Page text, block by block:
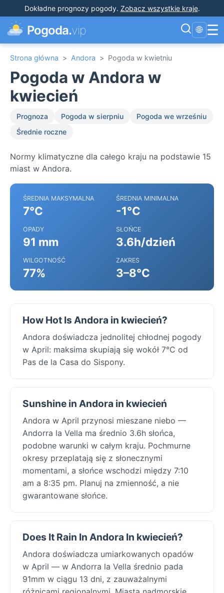
Dokładne prognozy pogody. Zobacz wszystkie kraje.
Pogoda.vip 🌐 ☰
Strona główna > Andora > Pogoda w kwietniu
Pogoda w Andora w
kwiecień
Prognoza Pogoda w sierpniu
Pogoda we wrześniu
Średnie roczne
Normy klimatyczne dla całego kraju na podstawie 15
miast w Andora.
ŚREDNIA MAKSYMALNA
7°C
ŚREDNIA MINIMALNA
-1°C
OPADY
91 mm
SŁOŃCE
3.6h/dzień
WILGOTNOŚĆ
77%
ZAKRES
3–8°C
How Hot Is Andora in kwiecień?
Andora doświadcza jednolitej chłodnej pogody
w April: maksima skupiają się wokół 7°C od
Pas de la Casa do Sispony.
Sunshine in Andora in kwiecień
Andora w April przynosi mieszane niebo —
Andorra la Vella ma średnio 3.6h słońca,
podobne warunki w całym kraju. Pochmurne
okresy przeplatają się z słonecznymi
momentami, a słońce wschodzi między 7:10
am a 8:35 pm. Planuj na zmienność, a nie
gwarantowane słońce.
Does It Rain In Andora In kwiecień?
Andora doświadcza umiarkowanych opadów
w April — w Andorra la Vella średnio pada
91mm w ciągu 13 dni, z zauważalnymi